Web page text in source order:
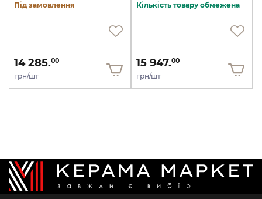
Під замовлення
14 285.00
грн/шт
Кількість товару обмежена
15 947.00
грн/шт